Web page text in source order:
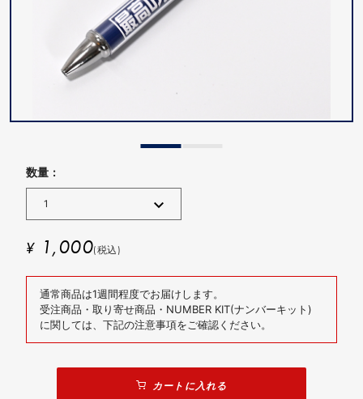
数量 :
¥ 1,000(税込)
通常商品は1週間程度でお届けします。
受注商品・取り寄せ商品・NUMBER KIT(ナンバーキット)
に関しては、下記の注意事項をご確認ください。
カートに入れる